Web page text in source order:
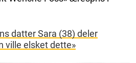
datter Sara (38) deler
ville elsket dette»